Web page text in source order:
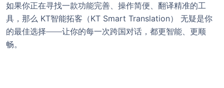
如果你正在寻找一款功能完善、操作简便、翻译精准的工
具，那么 KT智能拓客（KT Smart Translation）
无疑是你
的最佳选择——让你的每一次跨国对话，都更智能、更顺
畅。
注意：官方最新尝鲜版安装包版本号为 3.5.1（大
小：115M）；稳定版 版本号为：v3.4.68（大小：